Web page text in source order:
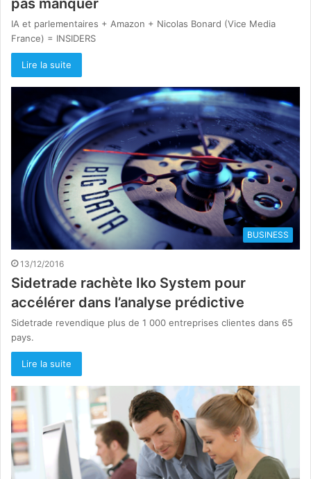
pas manquer
IA et parlementaires + Amazon + Nicolas Bonard (Vice Media
France) = INSIDERS
Lire la suite
BUSINESS
13/12/2016
Sidetrade rachète Iko System pour
accélérer dans l’analyse prédictive
Sidetrade revendique plus de 1 000 entreprises clientes dans 65
pays.
Lire la suite